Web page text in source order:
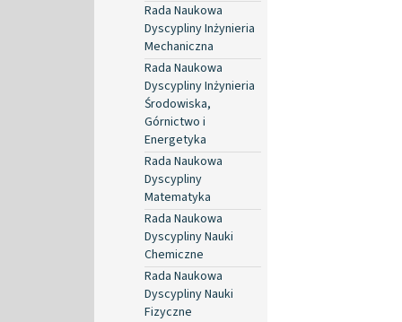
Rada Naukowa
Dyscypliny Inżynieria
Mechaniczna
Rada Naukowa
Dyscypliny Inżynieria
Środowiska,
Górnictwo i
Energetyka
Rada Naukowa
Dyscypliny
Matematyka
Rada Naukowa
Dyscypliny Nauki
Chemiczne
Rada Naukowa
Dyscypliny Nauki
Fizyczne